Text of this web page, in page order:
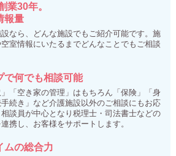
業30年。
報量
なら、どんな施設でもご紹介可能です。施
室情報にいたるまでどんなことでもご相談
で何でも相談可能
」「空き家の管理」はもちろん「保険」「身
続き」など介護施設以外のご相談にもお応
談員が中心となり税理士・司法書士などの
携し、お客様をサポートします。
ムの総合力